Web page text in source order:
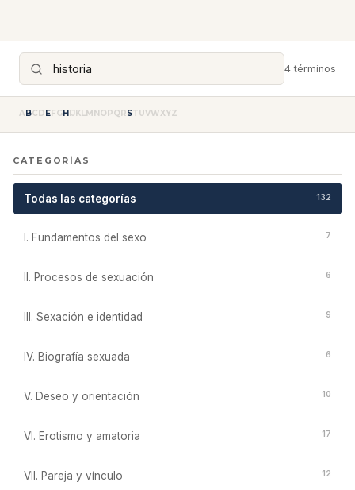
4 términos
ABCDEFGHIJKL MNOPQRSTUVWXYZ
CATEGORÍAS
Todas las categorías 132
I. Fundamentos del sexo 7
II. Procesos de sexuación 6
III. Sexación e identidad 9
IV. Biografía sexuada 6
V. Deseo y orientación 10
VI. Erotismo y amatoria 17
VII. Pareja y vínculo 12